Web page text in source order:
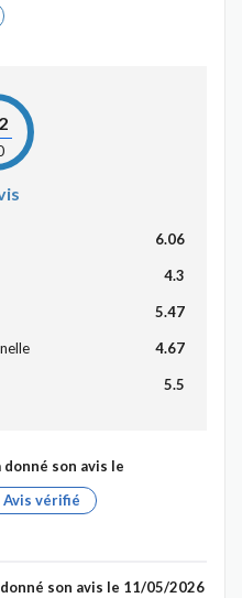
6.06
4.3
5.47
4.67
5.5
donné son avis le
Avis vérifié
donné son avis le 11/05/2026